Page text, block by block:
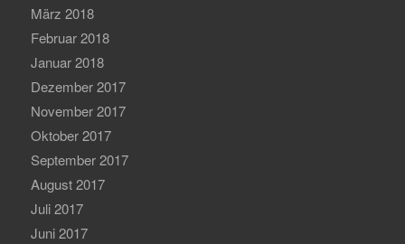
März 2018
Februar 2018
Januar 2018
Dezember 2017
November 2017
Oktober 2017
September 2017
August 2017
Juli 2017
Juni 2017